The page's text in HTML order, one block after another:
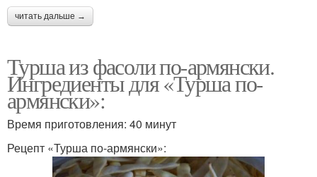
читать дальше →
Турша из фасоли по-армянски.
Ингредиенты для «Турша по-
армянски»:
Время приготовления: 40 минут
Рецепт «Турша по-армянски»: